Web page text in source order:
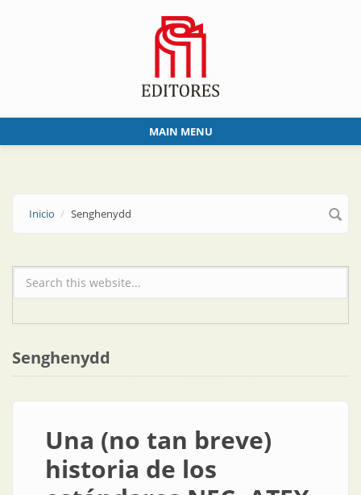
MAIN MENU
Inicio Senghenydd
Formulario de búsqueda
Senghenydd
Una (no tan breve)
historia de los